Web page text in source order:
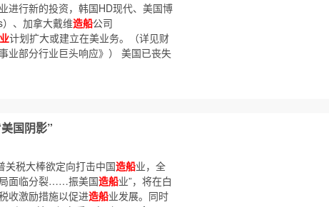
进行新的投资，韩国HD现代、美国博
、加拿大戴维造船公司
计划扩大或建立在美业务。（详见财
业部分行业巨头响应》） 美国已丧失
国阴影”
关税大棒欲定向打击中国造船业，全
面临分裂……振美国造船业”，将在白
收激励措施以促进造船业发展。同时